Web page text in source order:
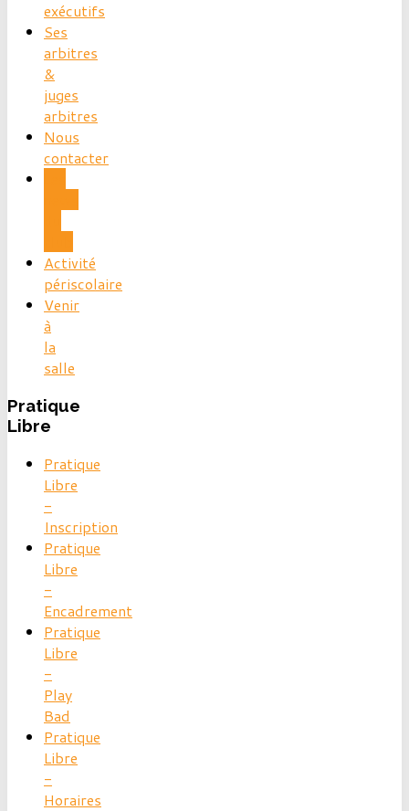
exécutifs
Ses
arbitres
&
juges
arbitres
Nous
contacter
Activité
périscolaire
Venir
à
la
salle
Pratique
Libre
Pratique
Libre
-
Inscription
Pratique
Libre
-
Encadrement
Pratique
Libre
-
Play
Bad
Pratique
Libre
-
Horaires